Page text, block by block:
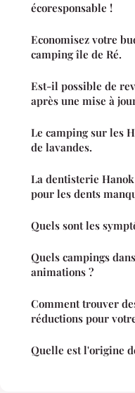
écoresponsable !
Economisez votre
camping île de Ré.
Est-il possible de
après une mise à
Le camping sur les
de lavandes.
La dentisterie
pour les dents
Quels sont les
Quels campings
animations ?
Comment trouver
réductions pour
Quelle est l'origine